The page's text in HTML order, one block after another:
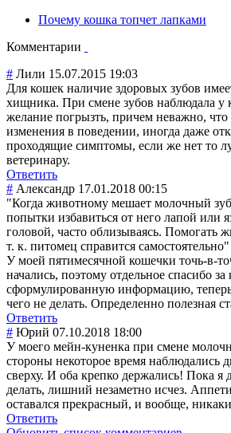
Почему кошка топчет лапками
Комментарии
# Лили 15.07.2015 19:03
Для кошек наличие здоровых зубов
хищника. При смене зубов наблюдала у
желание погрызть, причем неважно,
изменения в поведении, иногда даже
проходящие симптомы, если же нет то
ветеринару.
Ответить
# Александр 17.01.2018 00:15
"Когда животному мешает молочный
попытки избавиться от него лапой или
головой, часто облизываясь. Помогать
т. к. питомец справится самостоятельно"
У моей пятимесячной кошечки точь-в-
начались, поэтому отдельное спасибо за
сформулированную информацию, теперь
чего не делать. Определенно полезная
Ответить
# Юрий 07.10.2018 18:00
У моего мейн-куненка при смене
стороны некоторое время наблюдались
сверху. И оба крепко держались! Пока я
делать, лишний незаметно исчез.
оставался прекрасный, и вообще,
Ответить